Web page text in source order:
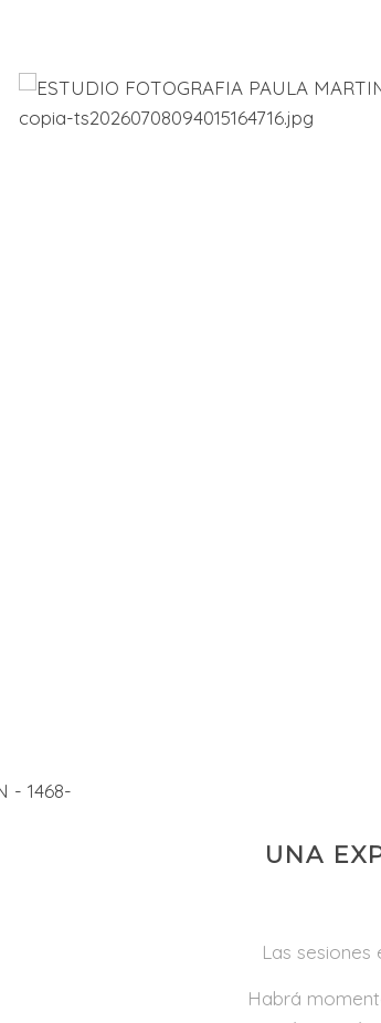
UNA
Las sesiones
Habrá